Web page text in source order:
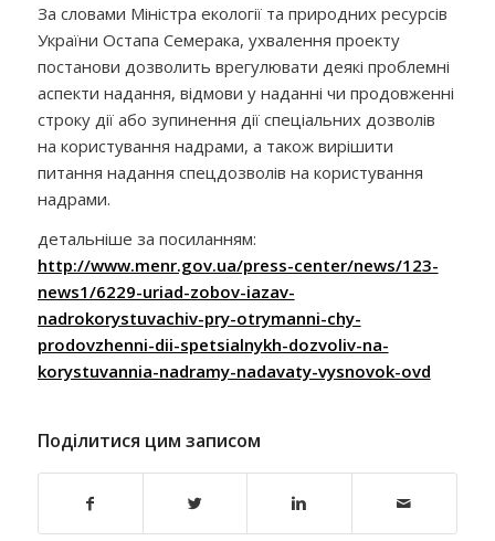
За словами Міністра екології та природних ресурсів
України Остапа Семерака, ухвалення проекту
постанови дозволить врегулювати деякі проблемні
аспекти надання, відмови у наданні чи продовженні
строку дії або зупинення дії спеціальних дозволів
на користування надрами, а також вирішити
питання надання спецдозволів на користування
надрами.
детальніше за посиланням:
http://www.menr.gov.ua/press-center/news/123-
news1/6229-uriad-zobov-iazav-
nadrokorystuvachiv-pry-otrymanni-chy-
prodovzhenni-dii-spetsialnykh-dozvoliv-na-
korystuvannia-nadramy-nadavaty-vysnovok-ovd
Поділитися цим записом